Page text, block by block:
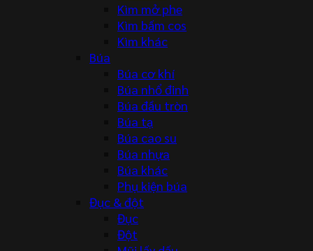
Kìm mở phe
Kìm bấm cos
Kìm khác
Búa
Búa cơ khí
Búa nhổ đinh
Búa đầu tròn
Búa tạ
Búa cao su
Búa nhựa
Búa khác
Phụ kiện búa
Đục & đột
Đục
Đột